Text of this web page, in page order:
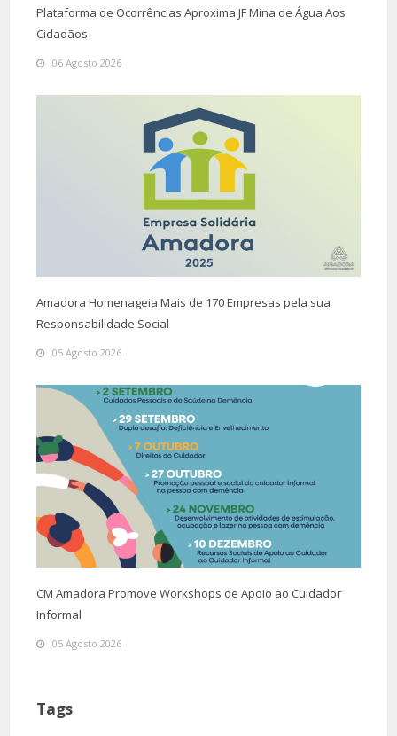
Plataforma de Ocorrências Aproxima JF Mina de Água Aos
Cidadãos
06 Agosto 2026
Amadora Homenageia Mais de 170 Empresas pela sua
Responsabilidade Social
05 Agosto 2026
CM Amadora Promove Workshops de Apoio ao Cuidador
Informal
05 Agosto 2026
Tags